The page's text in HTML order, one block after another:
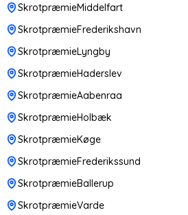
SkrotpræmieMiddelfart
SkrotpræmieFrederikshavn
SkrotpræmieLyngby
SkrotpræmieHaderslev
SkrotpræmieAabenraa
SkrotpræmieHolbæk
SkrotpræmieKøge
SkrotpræmieFrederikssund
SkrotpræmieBallerup
SkrotpræmieVarde